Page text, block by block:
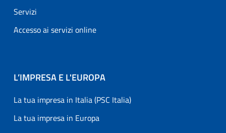
Servizi
Accesso ai servizi online
L’IMPRESA E L'EUROPA
La tua impresa in Italia (PSC Italia)
La tua impresa in Europa